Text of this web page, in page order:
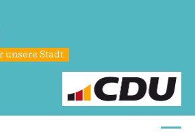
unsere Stadt
durch
am Montag, den
31.